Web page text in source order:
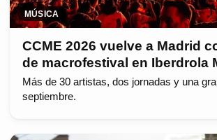
MÚSICA
CCME 2026 vuelve a Madrid
de macrofestival en Iberdrola
Más de 30 artistas, dos jornadas y una
septiembre.